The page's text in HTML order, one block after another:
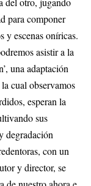
para componer
y escenas oníricas.
asistir a la
una adaptación
cual observamos
esperan la
sus
degradación
con un
y director, se